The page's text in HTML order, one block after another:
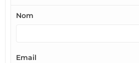
Nom
Email